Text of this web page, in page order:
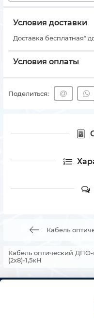
Условия доставки
Доставка бесплатная*
Условия оплаты
Поделиться:
Кабель
Кабель оптический ДПО-
(2х8)-1,5кН